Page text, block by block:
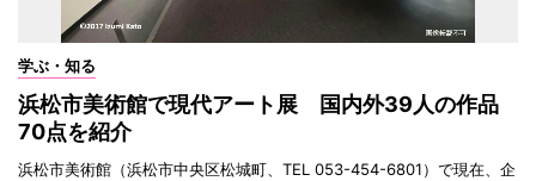
学ぶ・知る
浜松市美術館で現代アート展 国内外39人の作品
70点を紹介
浜松市美術館（浜松市中央区松城町、TEL 053-454-6801）で現在、企